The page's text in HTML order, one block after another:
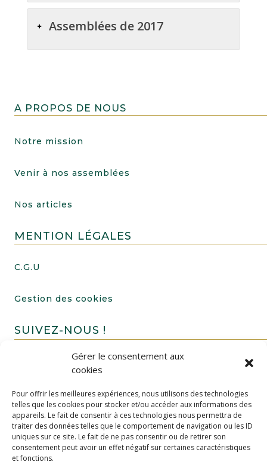
Gérer le consentement aux
cookies
Pour offrir les meilleures expériences, nous utilisons des technologies
telles que les cookies pour stocker et/ou accéder aux informations des
appareils. Le fait de consentir à ces technologies nous permettra de
traiter des données telles que le comportement de navigation ou les ID
uniques sur ce site. Le fait de ne pas consentir ou de retirer son
consentement peut avoir un effet négatif sur certaines caractéristiques
et fonctions.
Assemblées de 2017
A PROPOS DE NOUS
Notre mission
Venir à nos assemblées
Nos articles
MENTION LÉGALES
C.G.U
Gestion des cookies
SUIVEZ-NOUS !
FAIRE UN DON